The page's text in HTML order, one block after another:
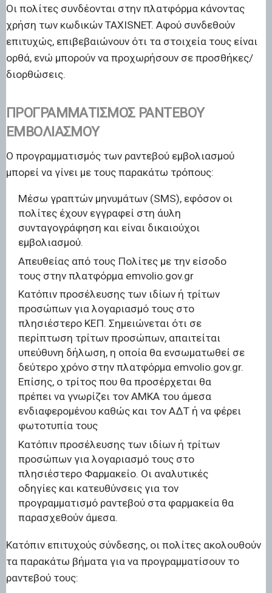
Οι πολίτες συνδέονται στην πλατφόρμα κάνοντας
χρήση των κωδικών TAXISNET. Αφού συνδεθούν
επιτυχώς, επιβεβαιώνουν ότι τα στοιχεία τους είναι
ορθά, ενώ μπορούν να προχωρήσουν σε προσθήκες/
διορθώσεις.
ΠΡΟΓΡΑΜΜΑΤΙΣΜΌΣ ΡΑΝΤΕΒΟΎ
ΕΜΒΟΛΙΑΣΜΟΎ
Ο προγραμματισμός των ραντεβού εμβολιασμού
μπορεί να γίνει με τους παρακάτω τρόπους:
Μέσω γραπτών μηνυμάτων (SMS), εφόσον οι
πολίτες έχουν εγγραφεί στη άυλη
συνταγογράφηση και είναι δικαιούχοι
εμβολιασμού.
Απευθείας από τους Πολίτες με την είσοδο
τους στην πλατφόρμα emvolio.gov.gr
Κατόπιν προσέλευσης των ιδίων ή τρίτων
προσώπων για λογαριασμό τους στο
πλησιέστερο ΚΕΠ. Σημειώνεται ότι σε
περίπτωση τρίτων προσώπων, απαιτείται
υπεύθυνη δήλωση, η οποία θα ενσωματωθεί σε
δεύτερο χρόνο στην πλατφόρμα emvolio.gov.gr.
Επίσης, ο τρίτος που θα προσέρχεται θα
πρέπει να γνωρίζει τον ΑΜΚΑ του άμεσα
ενδιαφερομένου καθώς και τον ΑΔΤ ή να φέρει
φωτοτυπία τους
Κατόπιν προσέλευσης των ιδίων ή τρίτων
προσώπων για λογαριασμό τους στο
πλησιέστερο Φαρμακείο. Οι αναλυτικές
οδηγίες και κατευθύνσεις για τον
προγραμματισμό ραντεβού στα φαρμακεία θα
παρασχεθούν άμεσα.
Κατόπιν επιτυχούς σύνδεσης, οι πολίτες ακολουθούν
τα παρακάτω βήματα για να προγραμματίσουν το
ραντεβού τους: